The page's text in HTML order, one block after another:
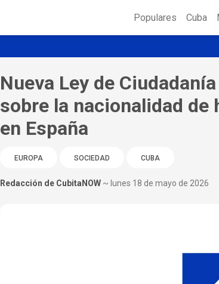
Populares Cuba
Nueva Ley de
sobre la nacionalidad
en España
EUROPA SOCIEDAD CUBA
Redacción de CubitaNOW ~ lunes 18 de mayo de 2026